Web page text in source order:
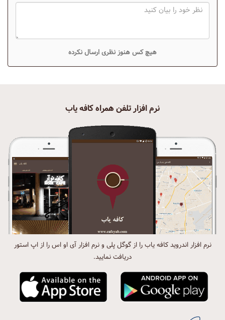
هیچ کس هنوز نظری ارسال نکرده
نرم افزار تلفن همراه کافه یاب
نرم افزار اندروید کافه یاب را از گوگل پلی و نرم افزار آی او اس را از اپ استور
دریافت نمایید.